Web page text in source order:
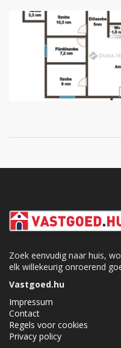
Zoek eenvudig naar huis,
elk willekeurig onroerend
Vastgoed.hu
Impressum
Contact
Regels voor cookies
Privacy policy